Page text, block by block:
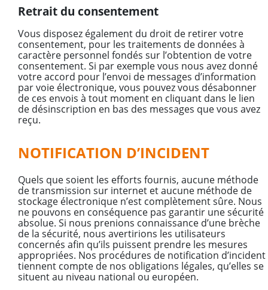
Retrait du consentement
Vous disposez également du droit de retirer votre
consentement, pour les traitements de données à
caractère personnel fondés sur l’obtention de votre
consentement. Si par exemple vous nous avez donné
votre accord pour l’envoi de messages d’information
par voie électronique, vous pouvez vous désabonner
de ces envois à tout moment en cliquant dans le lien
de désinscription en bas des messages que vous avez
reçu.
NOTIFICATION D’INCIDENT
Quels que soient les efforts fournis, aucune méthode
de transmission sur internet et aucune méthode de
stockage électronique n’est complètement sûre. Nous
ne pouvons en conséquence pas garantir une sécurité
absolue. Si nous prenions connaissance d’une brèche
de la sécurité, nous avertirions les utilisateurs
concernés afin qu’ils puissent prendre les mesures
appropriées. Nos procédures de notification d’incident
tiennent compte de nos obligations légales, qu’elles se
situent au niveau national ou européen.